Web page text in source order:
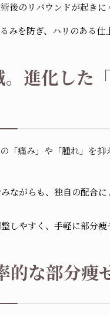
後のリバウンドが起きに
みを防ぎ、ハリのある仕
進化した
「痛み」や「腫れ」を抑
ながらも、独自の配合
しやすく、手軽に部分
的な部分痩